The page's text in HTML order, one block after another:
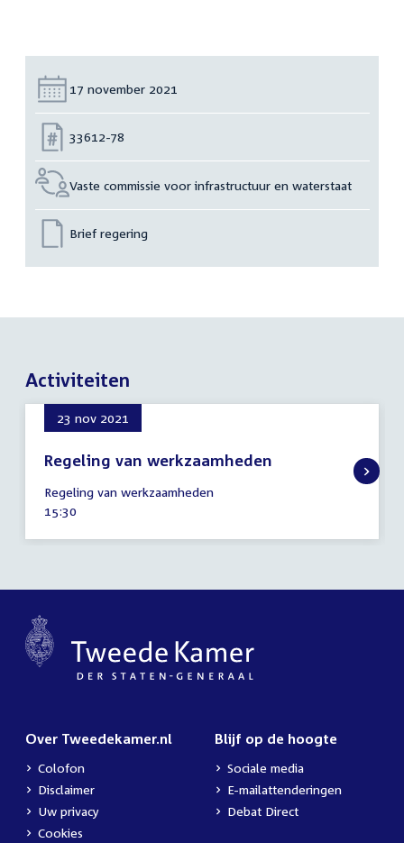
Datum:
17 november 2021
Nummer:
33612-78
Vaste commissie voor infrastructuur en waterstaat
Brief regering
Activiteiten
23 nov 2021
Regeling van werkzaamheden
november
2021
Regeling van werkzaamheden
Tijd
15:30
Over Tweedekamer.nl
Colofon
Disclaimer
Uw privacy
Cookies
Blijf op de hoogte
Sociale media
E-mailattenderingen
Debat Direct